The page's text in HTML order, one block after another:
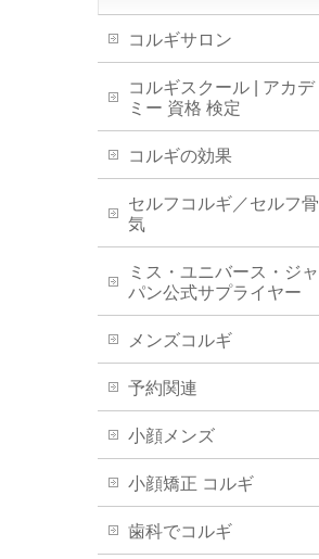
コルギサロン
コルギスクール | アカデ
ミー 資格 検定
コルギの効果
セルフコルギ／セルフ骨
気
ミス・ユニバース・ジャ
パン公式サプライヤー
メンズコルギ
予約関連
小顔メンズ
小顔矯正 コルギ
歯科でコルギ